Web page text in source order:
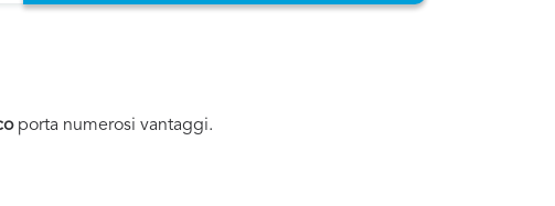
porta numerosi vantaggi.